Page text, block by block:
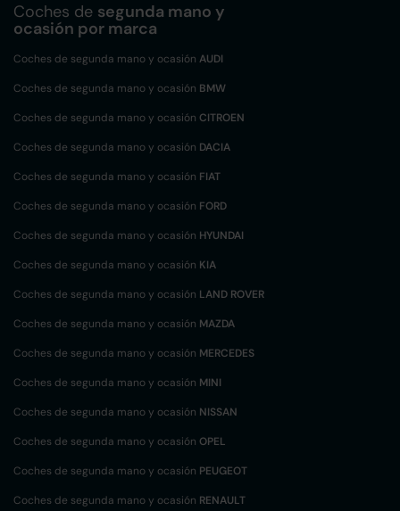
Coches de segunda mano y
ocasión por marca
Coches de segunda mano y ocasión AUDI
Coches de segunda mano y ocasión BMW
Coches de segunda mano y ocasión CITROEN
Coches de segunda mano y ocasión DACIA
Coches de segunda mano y ocasión FIAT
Coches de segunda mano y ocasión FORD
Coches de segunda mano y ocasión HYUNDAI
Coches de segunda mano y ocasión KIA
Coches de segunda mano y ocasión LAND ROVER
Coches de segunda mano y ocasión MAZDA
Coches de segunda mano y ocasión MERCEDES
Coches de segunda mano y ocasión MINI
Coches de segunda mano y ocasión NISSAN
Coches de segunda mano y ocasión OPEL
Coches de segunda mano y ocasión PEUGEOT
Coches de segunda mano y ocasión RENAULT